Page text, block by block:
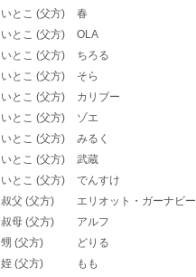
いとこ (父方) 春
いとこ (父方) OLA
いとこ (父方) ちろる
いとこ (父方) そら
いとこ (父方) カリブー
いとこ (父方) ゾエ
いとこ (父方) みるく
いとこ (父方) 武蔵
いとこ (父方) でんすけ
叔父 (父方) エリオット・ガーナビー
叔母 (父方) アルフ
甥 (父方) どりる
姪 (父方) もも